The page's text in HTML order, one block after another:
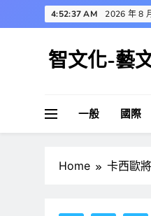
to
4:52:38 AM 2026 年 8
智文化-藝
一般 國際
Home 卡西歐